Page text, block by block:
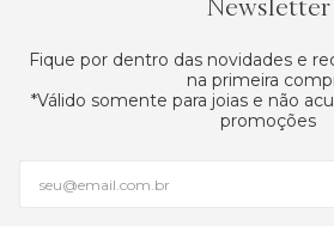
Fique por dentro das novidades e
na primeira
*Válido somente para joias e não
promoções